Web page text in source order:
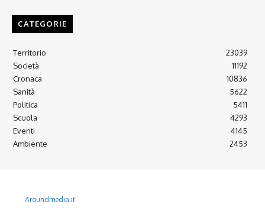
CATEGORIE
Territorio
23039
Società
11192
Cronaca
10836
Sanità
5622
Politica
5411
Scuola
4293
Eventi
4145
Ambiente
2453
Aroundmedia.it